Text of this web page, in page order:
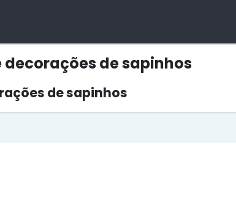
decorações de sapinhos
de sapinhos